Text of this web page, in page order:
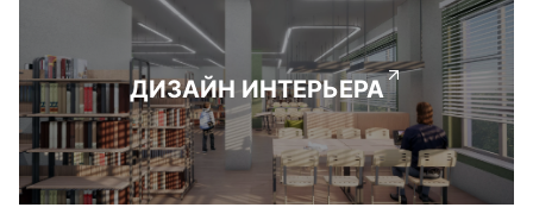
ДИЗАЙН ИНТЕРЬЕРА